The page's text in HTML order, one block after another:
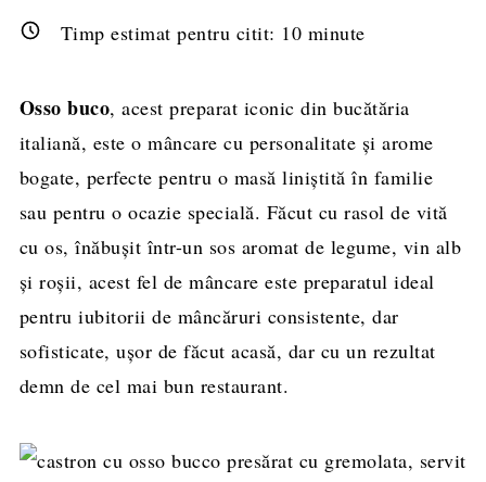
Timp estimat pentru citit: 10 minute
Osso buco, acest preparat iconic din bucătăria
italiană, este o mâncare cu personalitate și arome
bogate, perfecte pentru o masă liniștită în familie
sau pentru o ocazie specială. Făcut cu rasol de vită
cu os, înăbușit într-un sos aromat de legume, vin alb
și roșii, acest fel de mâncare este preparatul ideal
pentru iubitorii de mâncăruri consistente, dar
sofisticate, ușor de făcut acasă, dar cu un rezultat
demn de cel mai bun restaurant.